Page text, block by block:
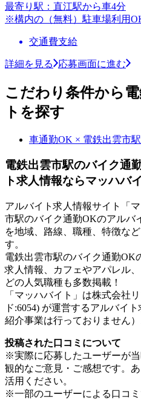
最寄り駅：直江駅から車4分
※構内の（無料）駐車場利用
交通費支給
詳細を見る 応募画面に進む
こだわり条件から
トを探す
車通勤OK × 電鉄出雲市駅
電鉄出雲市駅のバイク通
ト求人情報ならマッハバ
アルバイト求人情報サイト「
市駅のバイク通勤OKのアルバ
を地域、路線、職種、特徴な
す。
電鉄出雲市駅のバイク通勤OK
求人情報、カフェやアパレル
どの人気職種も多数掲載！
「マッハバイト」は株式会社
ド:6054) が運営するアルバイ
紹介事業は行っておりません）
投稿された口コミについて
※実際に応募したユーザーが
観的なご意見・ご感想です。
活用ください。
※一部のユーザーによる口コ